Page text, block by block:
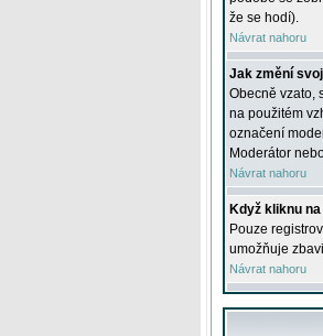
že se hodí).
Návrat nahoru
Jak změní
Obecně vzato,
na použitém
označení
Moderátor
Návrat nahoru
Když kliknu
Pouze
umožňuje
Návrat nahoru